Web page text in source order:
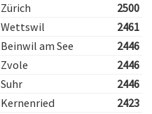
Zürich
2500
Wettswil
2461
Beinwil am See
2446
Zvole
2446
Suhr
2446
Kernenried
2423